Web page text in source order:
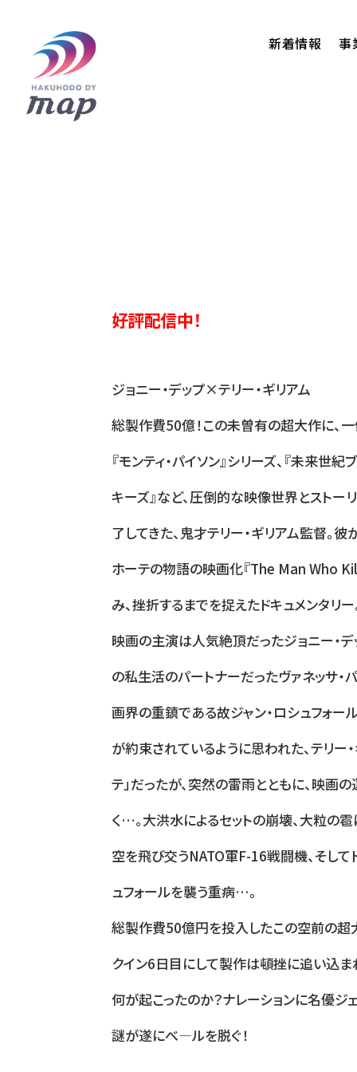
新着情報 事
好評配信中！
ジョニー・デップ×テリー・ギリアム
総製作費50億！この未曽有の超大作に、一
『モンティ・パイソン』シリーズ、『未来世紀
キーズ』など、圧倒的な映像世界とストー
了してきた、鬼才テリー・ギリアム監督。
ホーテの物語の映画化『The Man Who
み、挫折するまでを捉えたドキュメンタリー
映画の主演は人気絶頂だったジョニー・デ
の私生活のパートナーだったヴァネッサ・パ
画界の重鎮である故ジャン・ロシュフォー
が約束されているように思われた、テリー・
テ」だったが、突然の雷雨とともに、映画
く…。大洪水によるセットの崩壊、大粒の
空を飛び交うNATO軍F-16戦闘機、そして
ュフォールを襲う重病…。
総製作費50億円を投入したこの空前の超
クイン6日目にして製作は頓挫に追い込ま
何が起こったのか？ナレーションに名優ジ
謎が遂にべ―ルを脱ぐ！